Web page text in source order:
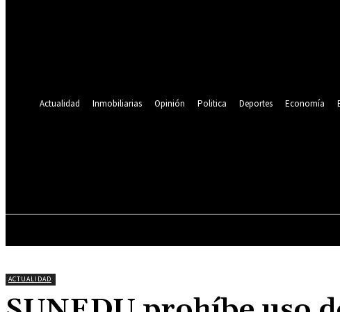
Actualidad
Inmobiliarias Opinión Politica Deportes Economía
ACTUALIDAD